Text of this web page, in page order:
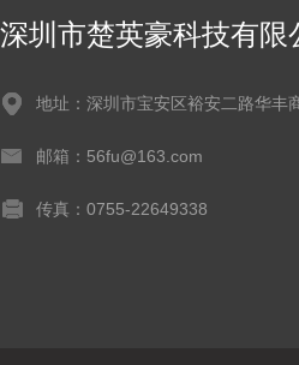
深圳市楚英豪科技有限
地址：深圳市宝安区裕安二路华丰
邮箱：56fu@163.com
传真：0755-22649338